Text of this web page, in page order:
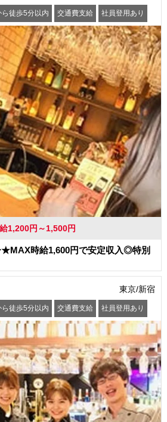
ら徒歩5分以内 交通費支給 社員登用あり
1,200円～1,500円
★MAX時給1,600円で安定収入◎特別
東京/新宿
ら徒歩5分以内 交通費支給 社員登用あり